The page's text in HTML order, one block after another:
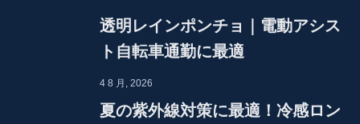
透明レインポンチョ｜電動アシス
ト自転車通勤に最適
4 8 月, 2026
夏の紫外線対策に最適！冷感ロン